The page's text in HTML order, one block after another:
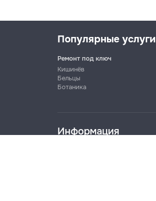
Телефон
Популярные услуги
Ремонт под ключ
Кишинёв
Бельцы
Ботаника
Информация